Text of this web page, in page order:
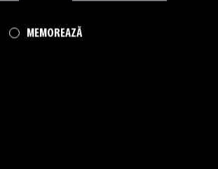
MEMOREAZĂ